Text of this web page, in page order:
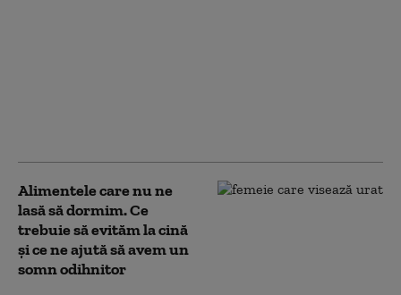
Alimentele care nu ne
lasă să dormim. Ce
trebuie să evităm la cină
și ce ne ajută să avem un
somn odihnitor